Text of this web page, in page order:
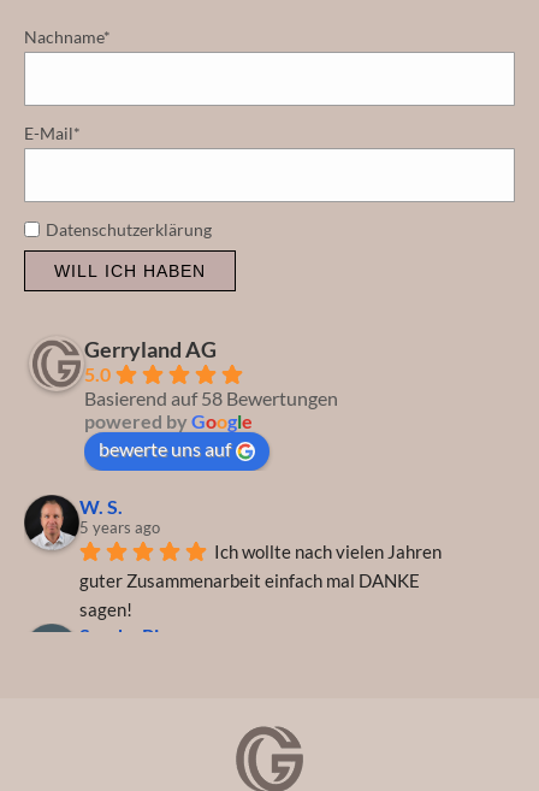
Nachname*
E-Mail*
Datenschutzerklärung
WILL ICH HABEN
Gerryland AG
5.0
Basierend auf 58 Bewertungen
powered by Google
bewerte uns auf
W. S.
5 years ago
Ich wollte nach vielen Jahren
guter Zusammenarbeit einfach mal DANKE
sagen!
Sascha Piron
gehen auf Kundenwünsche ein und reagieren